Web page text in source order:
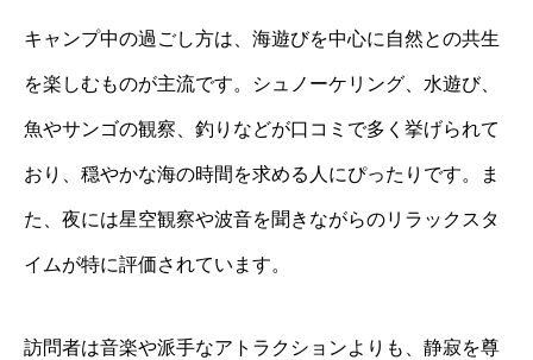
キャンプ中の過ごし方は、海遊びを中心に自然との共生
を楽しむものが主流です。シュノーケリング、水遊び、
魚やサンゴの観察、釣りなどが口コミで多く挙げられて
おり、穏やかな海の時間を求める人にぴったりです。ま
た、夜には星空観察や波音を聞きながらのリラックスタ
イムが特に評価されています。
訪問者は音楽や派手なアトラクションよりも、静寂を尊